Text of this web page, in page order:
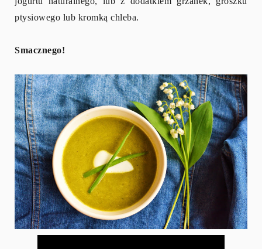
ptysiowego lub kromką chleba.
Smacznego!